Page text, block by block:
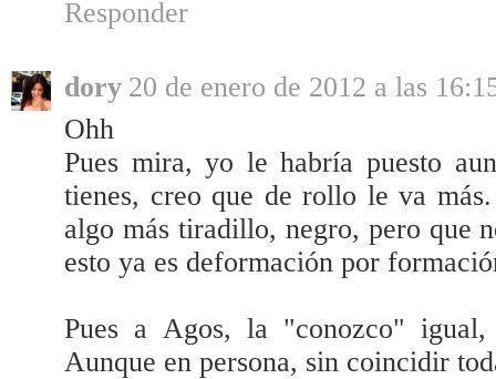
Responder
dory 20 de enero de 2012 a las
Ohh
Pues mira, yo le habría puesto
tienes, creo que de rollo le va
algo más tiradillo, negro, pero que
esto ya es deformación por
Pues a Agos, la "conozco"
Aunque en persona, sin coincidir